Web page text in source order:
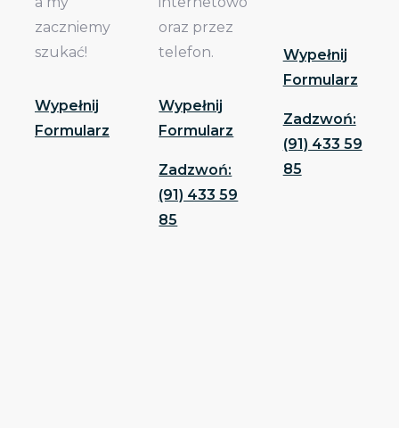
zaczniemy
szukać!
Wypełnij
Formularz
oraz przez
telefon.
Wypełnij
Formularz
Zadzwoń:
(91) 433 59
85
Wypełnij
Formularz
Zadzwoń:
(91) 433 59
85